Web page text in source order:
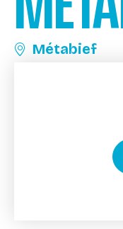
Métabief